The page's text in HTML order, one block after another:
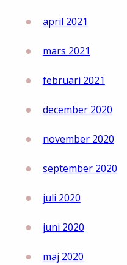
april 2021
mars 2021
februari 2021
december 2020
november 2020
september 2020
juli 2020
juni 2020
maj 2020